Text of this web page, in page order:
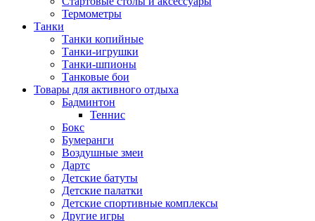
Термометры
Танки
Танки копийные
Танки-игрушки
Танки-шпионы
Танковые бои
Товары для активного отдыха
Бадминтон
Теннис
Бокс
Бумеранги
Воздушные змеи
Дартс
Детские батуты
Детские палатки
Детские спортивные комплексы
Другие игры